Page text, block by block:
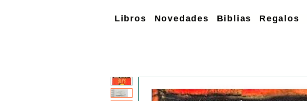
Libros Novedades Biblias Regalos